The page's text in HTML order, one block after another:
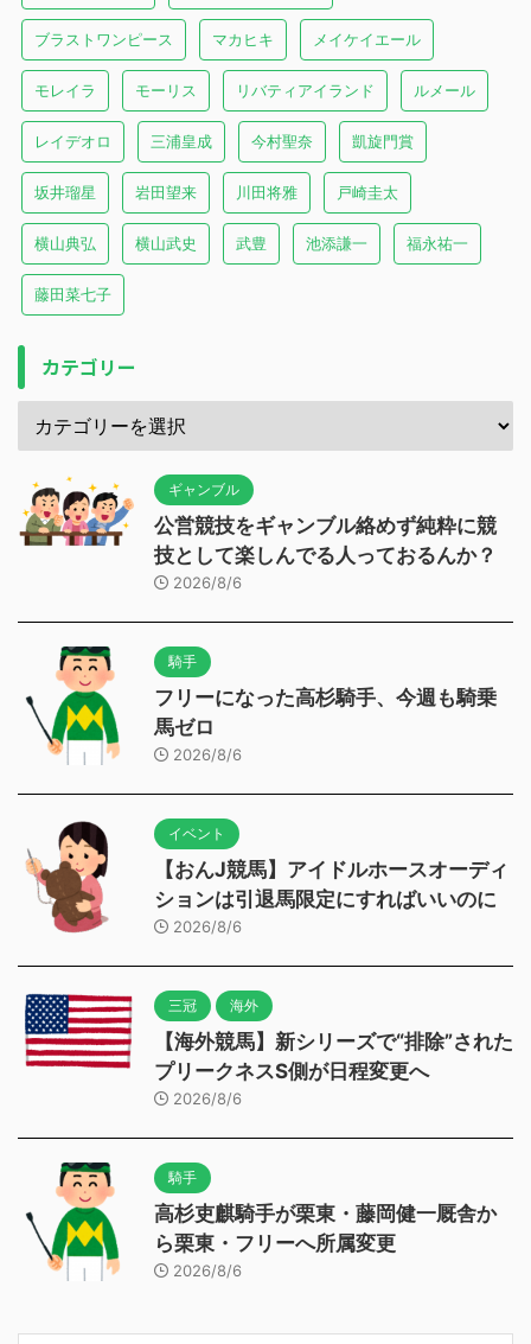
ブラストワンピース マカヒキ メイケイエール
モレイラ モーリス リバティアイランド ルメール
レイデオロ 三浦皇成 今村聖奈 凱旋門賞
坂井瑠星 岩田望来 川田将雅 戸崎圭太
横山典弘 横山武史 武豊 池添謙一 福永祐一
藤田菜七子
カテゴリー
ギャンブル
公営競技をギャンブル絡めず純粋に競
技として楽しんでる人っておるんか？
2026/8/6
騎手
フリーになった高杉騎手、今週も騎乗
馬ゼロ
2026/8/6
イベント
【おんJ競馬】アイドルホースオーディ
ションは引退馬限定にすればいいのに
2026/8/6
三冠 海外
【海外競馬】新シリーズで“排除”された
プリークネスS側が日程変更へ
2026/8/6
騎手
高杉吏麒騎手が栗東・藤岡健一厩舎か
ら栗東・フリーへ所属変更
2026/8/6